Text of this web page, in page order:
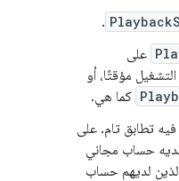
.
على
مؤقتًا، أو
كما هي.
تطابق تام. على
حساب مجاني
لديهم حساب